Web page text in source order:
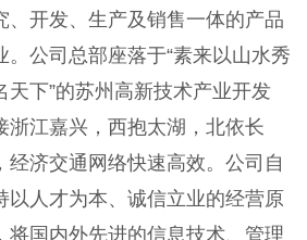
、开发、生产及销售一体的产品
。公司总部座落于“素来以山水秀
天下”的苏州高新技术产业开发
浙江嘉兴，西抱太湖，北依长
经济交通网络快速高效。公司自
以人才为本、诚信立业的经营原
将国内外先进的信息技术、管理